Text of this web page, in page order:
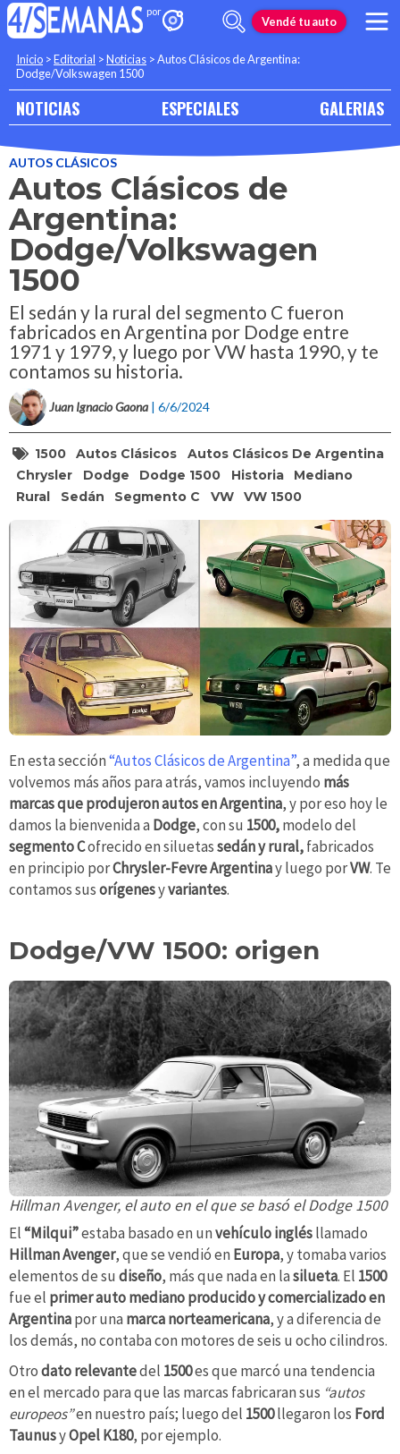
Vendé tu auto
Inicio >Editorial >Noticias >Autos Clásicos de Argentina:
Dodge/Volkswagen 1500
NOTICIAS ESPECIALES GALERIAS
AUTOS CLÁSICOS
Autos Clásicos de
Argentina:
Dodge/Volkswagen
1500
El sedán y la rural del segmento C fueron
fabricados en Argentina por Dodge entre
1971 y 1979, y luego por VW hasta 1990, y te
contamos su historia.
Juan Ignacio Gaona | 6/6/2024
1500 Autos Clásicos
Autos Clásicos De Argentina
Chrysler
Dodge Dodge 1500 Historia
Mediano
Rural
Sedán Segmento C VW VW 1500
En esta sección“Autos Clásicos de Argentina”, a medida que
volvemos más años para atrás, vamos incluyendo más
marcas que produjeron autos en Argentina, y por eso hoy le
damos la bienvenida a Dodge, con su 1500,modelodel
segmento Cofrecido en siluetassedán y rural,fabricados
en principio porChrysler-Fevre Argentinay luego porVW. Te
contamos susorígenesyvariantes.
Dodge/VW 1500: origen
Hillman Avenger, el auto en el que se basó el Dodge 1500
El“Milqui”estaba basado en unvehículo inglésllamado
Hillman Avenger, que se vendió en Europa, y tomaba varios
elementos de su diseño, más que nada en lasilueta. El 1500
fue el primer auto mediano producido y comercializado en
Argentinapor una marca norteamericana, y a diferencia de
los demás, no contaba con motores de seis u ocho cilindros.
Otrodato relevantedel 1500es que marcó una tendencia
en el mercado para que las marcas fabricaran sus “autos
europeos”en nuestro país; luego del 1500llegaron los Ford
TaunusyOpel K180, por ejemplo.